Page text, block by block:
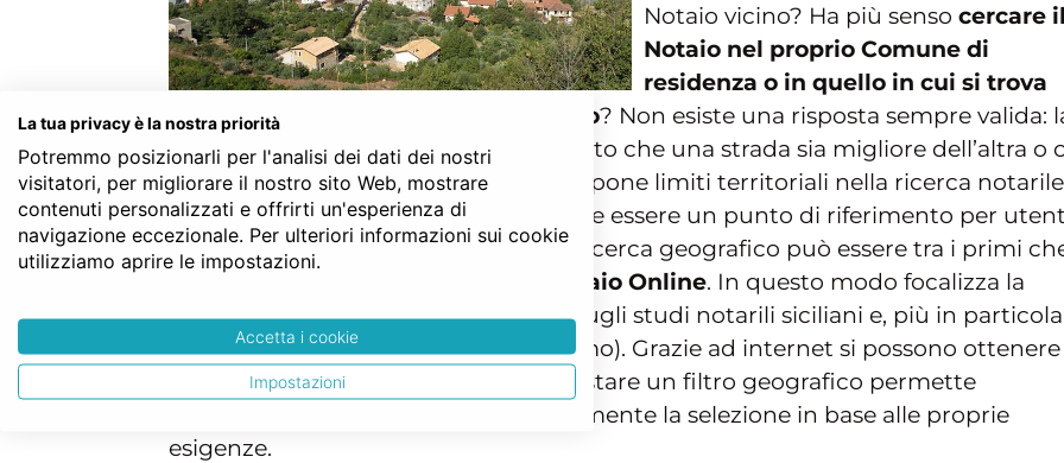
Notaio vicino? Ha più senso cercare
Notaio nel proprio Comune di
residenza o in quello in cui si trova
l’immobile che sarà oggetto dell’atto? Non esiste una risposta sempre valida:
scelta è personale e non è sempre detto che una strada sia migliore dell’altra o
maggiori garanzie. La normativa non pone limiti territoriali nella ricerca
Studio del Notaio a Partinico potrebbe essere un punto di riferimento per
da diverse località. Proprio il filtro di ricerca geografico può essere tra i primi
l’utente imposta quando
cerca il Notaio Online. In questo modo focalizza la
ricerca (in questo caso, ad esempio, sugli studi notarili siciliani e, più in
su quelli ubicati in provincia di Palermo). Grazie ad internet si possono ottenere
contatti e preventivi Online ma impostare un filtro geografico permette
comunque di circoscrivere territorialmente la selezione in base alle proprie
esigenze.
La tua privacy è la nostra priorità
Potremmo posizionarli per l'analisi dei dati dei nostri
visitatori, per migliorare il nostro sito Web, mostrare
contenuti personalizzati e offrirti un'esperienza di
navigazione eccezionale. Per ulteriori informazioni sui cookie
utilizziamo aprire le impostazioni.
Accetta i cookie
Impostazioni